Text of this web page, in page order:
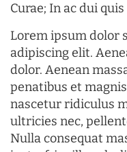
Curae; In ac dui
Lorem ipsum dolor
adipiscing elit.
dolor. Aenean
penatibus et
nascetur ridiculus
ultricies nec,
Nulla consequat